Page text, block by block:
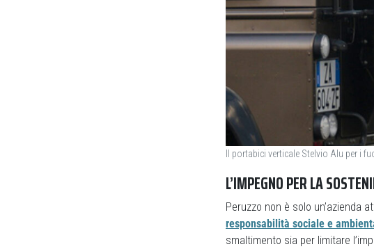
Il portabici verticale Stelvio Alu per i
L’IMPEGNO PER LA
Peruzzo non è solo un’azienda
responsabilità sociale e
smaltimento sia per limitare